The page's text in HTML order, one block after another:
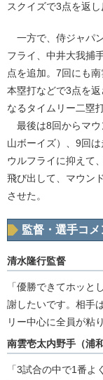
スクイズで3点を返し
一方で、侍ジャパ
フライ、中井大我捕
点を追加。7回にも
本塁打などで3点を
なるタイムリー二塁
最後は8回からマウ
山ボーイズ）、9回
ウルフライに抑えて
飛び出して、マウン
させた。
監督・選手コメ
清水隆行監督
「優勝できてホッと
謝したいです。相手
リー中心に全員が粘
南雲壱太内野手（浦
「3試合の中で1番